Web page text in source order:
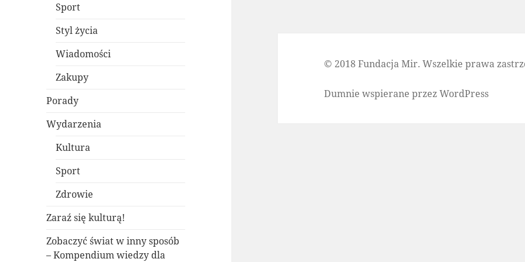
Sport
Styl życia
Wiadomości
Zakupy
Porady
Wydarzenia
Kultura
Sport
Zdrowie
Zaraź się kulturą!
Zobaczyć świat w inny sposób
– Kompendium wiedzy dla
© 2018 Fundacja Mir. Wszelkie prawa
Dumnie wspierane przez WordPress